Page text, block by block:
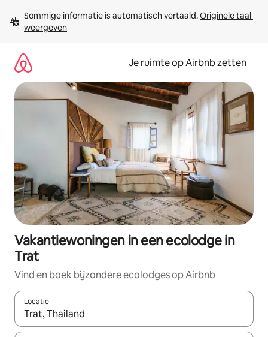
direct
naar
Sommige informatie is automatisch vertaald. Originele taal
weergeven
Je ruimte op Airbnb zetten
Vakantiewoningen in een ecolodge in
Trat
Vind en boek bijzondere ecolodges op Airbnb
Locatie
Wanneer er suggesties beschikbaar zijn, maak je een keuze